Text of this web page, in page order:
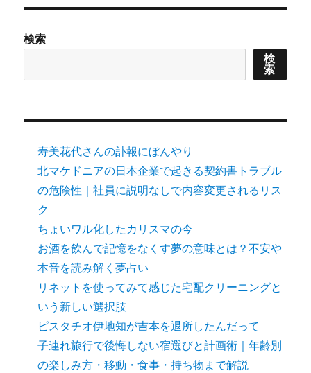
検索
検
索
寿美花代さんの訃報にぼんやり
北マケドニアの日本企業で起きる契約書トラブル
の危険性｜社員に説明なしで内容変更されるリス
ク
ちょいワル化したカリスマの今
お酒を飲んで記憶をなくす夢の意味とは？不安や
本音を読み解く夢占い
リネットを使ってみて感じた宅配クリーニングと
いう新しい選択肢
ピスタチオ伊地知が吉本を退所したんだって
子連れ旅行で後悔しない宿選びと計画術｜年齢別
の楽しみ方・移動・食事・持ち物まで解説